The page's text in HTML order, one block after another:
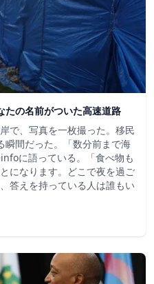
たの名前がついた高速道路
で、写真を一枚撮った。移民
瞬間だった。「数分前まで海
に語っている。「食べ物も
になります。どこで夜を過ご
答えを持っている人は誰もい